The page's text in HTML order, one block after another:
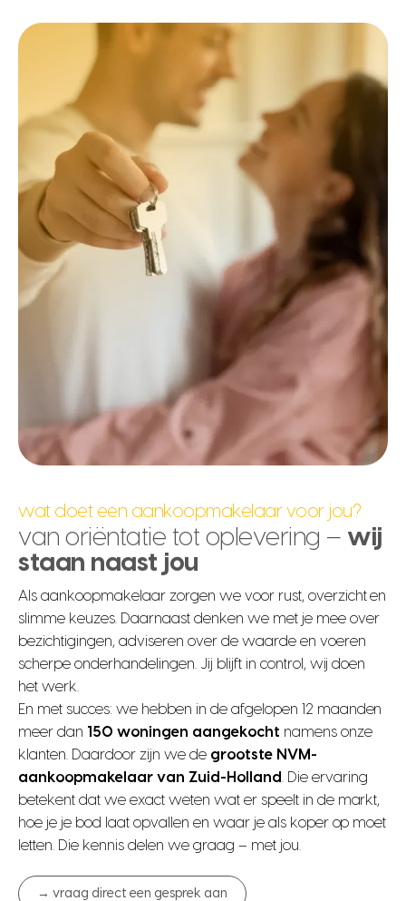
wat doet een aankoopmakelaar voor jou?
van oriëntatie tot oplevering – wij
staan naast jou
Als aankoopmakelaar zorgen we voor rust, overzicht en
slimme keuzes. Daarnaast denken we met je mee over
bezichtigingen, adviseren over de waarde en voeren
scherpe onderhandelingen. Jij blijft in control, wij doen
het werk.
En met succes: we hebben in de afgelopen 12 maanden
meer dan 150 woningen aangekocht namens onze
klanten. Daardoor zijn we de grootste NVM-
aankoopmakelaar van Zuid-Holland. Die ervaring
betekent dat we exact weten wat er speelt in de markt,
hoe je je bod laat opvallen en waar je als koper op moet
letten. Die kennis delen we graag – met jou.
→ vraag direct een gesprek aan